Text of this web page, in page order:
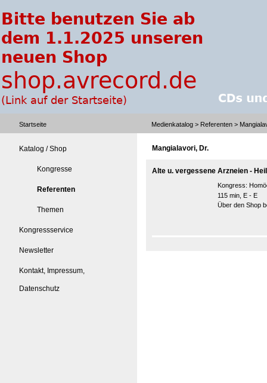
Startseite Medienkatalog > Referenten >
Katalog / Shop
Kongresse
Referenten
Themen
Kongressservice
Newsletter
Kontakt, Impressum,
Datenschutz
Mangialavori, Dr.
Alte u. vergessene Arzneien -
Kongress:
115 min, E - E
Über den Shop